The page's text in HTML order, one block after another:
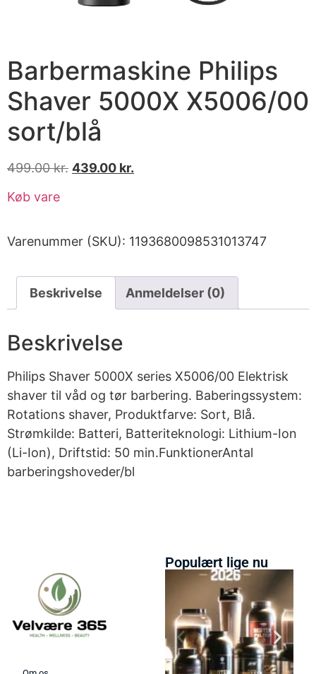
Barbermaskine Philips
Shaver 5000X X5006/00
sort/blå
499.00kr. 439.00 kr.
Køb vare
Varenummer (SKU): 1193680098531013747
Beskrivelse Anmeldelser (0)
Beskrivelse
Philips Shaver 5000X series X5006/00 Elektrisk
shaver til våd og tør barbering. Baberingssystem:
Rotations shaver, Produktfarve: Sort, Blå.
Strømkilde: Batteri, Batteriteknologi: Lithium-Ion
(Li-Ion), Driftstid: 50 min.FunktionerAntal
barberingshoveder/bl
Populært lige nu